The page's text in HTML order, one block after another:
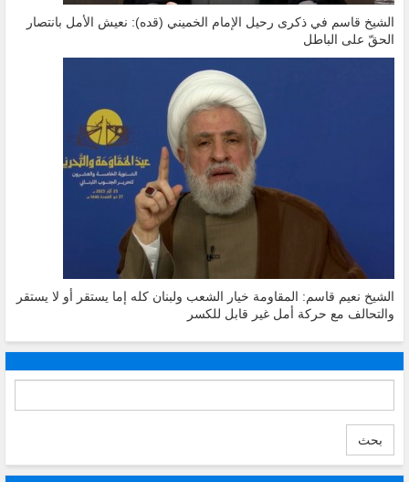
الشيخ قاسم في ذكرى رحيل الإمام الخميني (قده): نعيش الأمل بانتصار
الحقّ على الباطل
الشيخ نعيم قاسم: المقاومة خيار الشعب ولبنان كله إما يستقر أو لا يستقر
والتحالف مع حركة أمل غير قابل للكسر
بحث